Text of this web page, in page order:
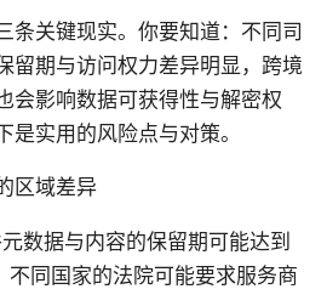
条关键现实。你要知道：不同司
留期与访问权力差异明显，跨境
会影响数据可获得性与解密权
是实用的风险点与对策。
区域差异
数据与内容的保留期可能达到
不同国家的法院可能要求服务商